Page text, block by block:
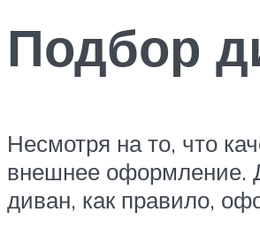
Подбор
Несмотря на то, что
внешнее оформление.
диван, как правило,